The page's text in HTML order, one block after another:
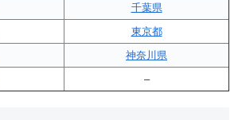
千葉県
東京都
神奈川県
–